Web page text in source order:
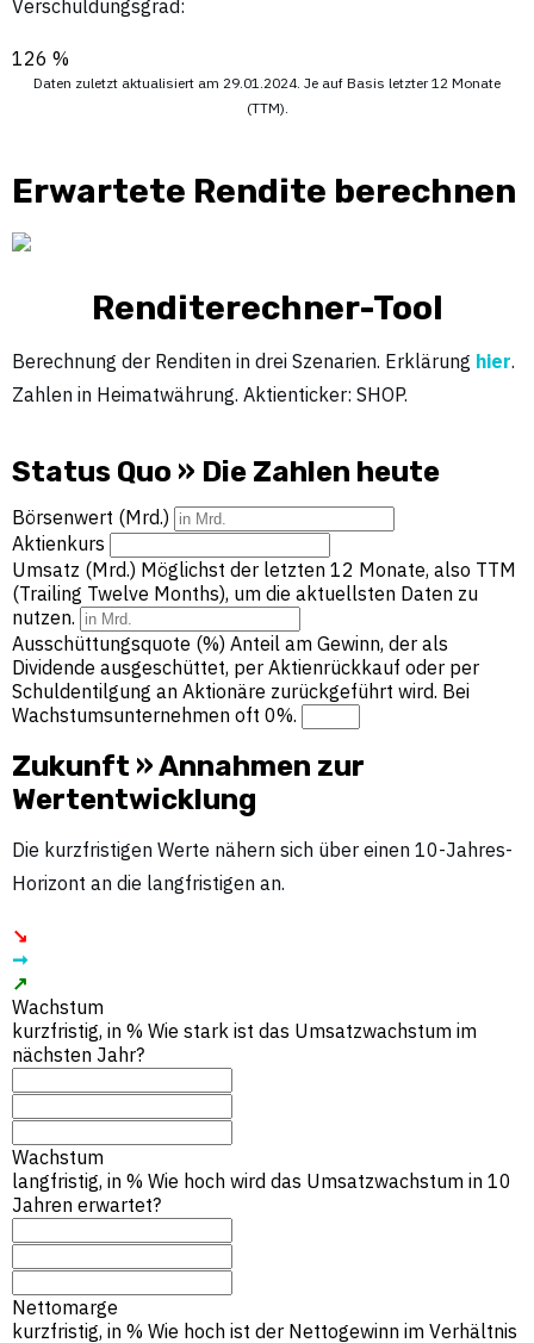
Verschuldungsgrad:
126 %
Daten zuletzt aktualisiert am 29.01.2024. Je auf Basis letzter 12 Monate
(TTM).
Erwartete Rendite berechnen
Renditerechner-Tool
Berechnung der Renditen in drei Szenarien. Erklärung hier.
Zahlen in Heimatwährung. Aktienticker: SHOP.
Status Quo » Die Zahlen heute
Börsenwert (Mrd.)
Aktienkurs
Umsatz (Mrd.) Möglichst der letzten 12 Monate, also TTM
(Trailing Twelve Months), um die aktuellsten Daten zu
nutzen.
Ausschüttungsquote (%) Anteil am Gewinn, der als
Dividende ausgeschüttet, per Aktienrückkauf oder per
Schuldentilgung an Aktionäre zurückgeführt wird. Bei
Wachstumsunternehmen oft 0%.
Zukunft » Annahmen zur
Wertentwicklung
Die kurzfristigen Werte nähern sich über einen 10-Jahres-
Horizont an die langfristigen an.
↘︎
➞
↗︎
Wachstum
kurzfristig, in % Wie stark ist das Umsatzwachstum im
nächsten Jahr?
Wachstum
langfristig, in % Wie hoch wird das Umsatzwachstum in 10
Jahren erwartet?
Nettomarge
kurzfristig, in % Wie hoch ist der Nettogewinn im Verhältnis